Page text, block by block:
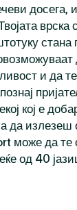
досега,
врска
и да
кој е
да излезеш
може да те
од 40